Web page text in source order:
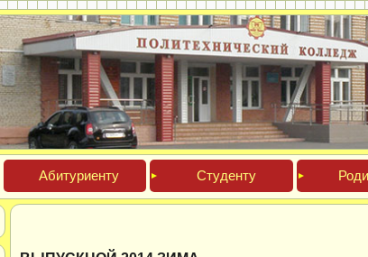
Аби­тури­ен­ту Сту­ден­ту